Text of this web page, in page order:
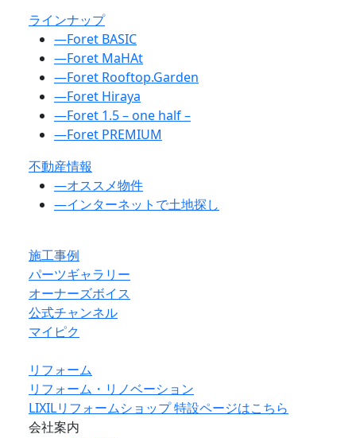
ラインナップ
―Foret BASIC
―Foret MaHAt
―Foret Rooftop.Garden
―Foret Hiraya
―Foret 1.5 – one half –
―Foret PREMIUM
不動産情報
―オススメ物件
―インターネットで土地探し
施工事例
パーツギャラリー
オーナーズボイス
公式チャンネル
マイピク
リフォーム
リフォーム・リノベーション
LIXILリフォームショップ 特設ページはこちら
会社案内